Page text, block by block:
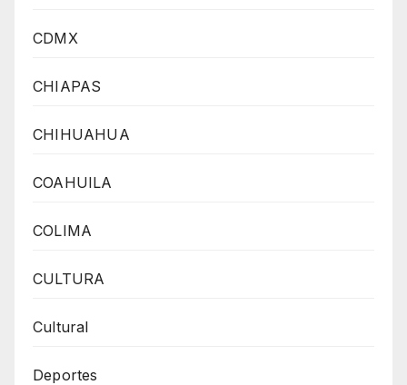
CDMX
CHIAPAS
CHIHUAHUA
COAHUILA
COLIMA
CULTURA
Cultural
Deportes